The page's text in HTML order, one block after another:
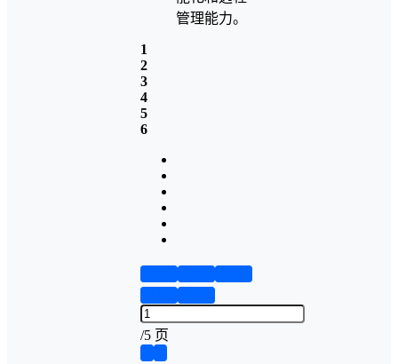
管理能力。
1
2
3
4
5
6
/5 页